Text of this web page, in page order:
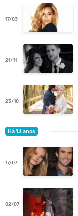
17/03
21/11
23/10
Há 13 anos
17/07
02/07